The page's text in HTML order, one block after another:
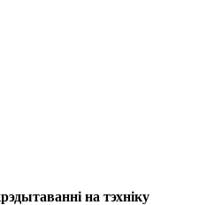
на тэхніку